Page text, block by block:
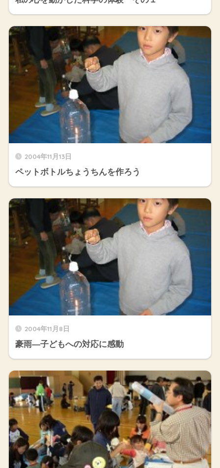
2004年11月13日
ペットボトルちょうちんを作ろう
2004年11月8日
豪雨―子どもへの対応に感動